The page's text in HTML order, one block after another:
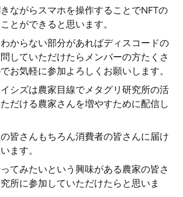
ながらスマホを操作することでNFTの
とができると思います。
からない部分があればディスコードの
していただけたらメンバーの方たくさ
お気軽に参加よろしくお願いします。
シズは農家目線でメタグリ研究所の活
だける農家さんを増やすために配信し
皆さんもちろん消費者の皆さんに届け
ます。
てみたいという興味がある農家の皆さ
所に参加していただけたらと思いま